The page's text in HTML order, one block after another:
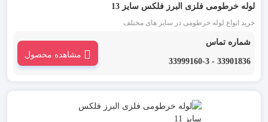
لوله خرطومی فلزی البرز فلکس سایز 13
خرید انواع لوله خرطومی در سایز های مختلف
شماره تماس
33901836 - 33999160-3
مشاهده محصول